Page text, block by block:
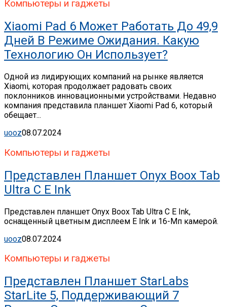
Компьютеры и гаджеты
Xiaomi Pad 6 Может Работать До 49,9
Дней В Режиме Ожидания. Какую
Технологию Он Использует?
Одной из лидирующих компаний на рынке является
Xiaomi, которая продолжает радовать своих
поклонников инновационными устройствами. Недавно
компания представила планшет Xiaomi Pad 6, который
обещает...
uooz08.07.2024
Компьютеры и гаджеты
Представлен Планшет Onyx Boox Tab
Ultra C E Ink
Представлен планшет Onyx Boox Tab Ultra C E Ink,
оснащенный цветным дисплеем E Ink и 16-Мп камерой.
uooz08.07.2024
Компьютеры и гаджеты
Представлен Планшет StarLabs
StarLite 5, Поддерживающий 7